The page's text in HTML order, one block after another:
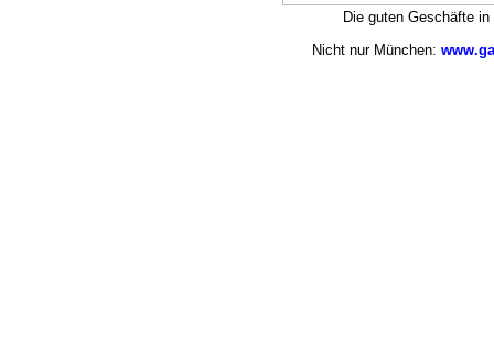
Die guten Geschäfte
Nicht nur München: